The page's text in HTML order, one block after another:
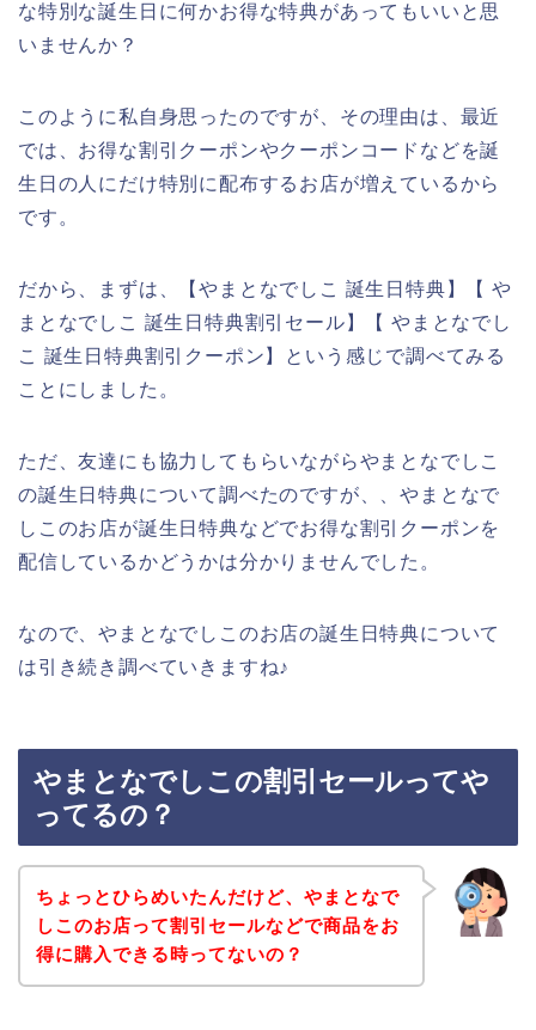
な特別な誕生日に何かお得な特典があってもいいと思
いませんか？
このように私自身思ったのですが、その理由は、最近
では、お得な割引クーポンやクーポンコードなどを誕
生日の人にだけ特別に配布するお店が増えているから
です。
だから、まずは、【やまとなでしこ 誕生日特典】【 や
まとなでしこ 誕生日特典割引セール】【 やまとなでし
こ 誕生日特典割引クーポン】という感じで調べてみる
ことにしました。
ただ、友達にも協力してもらいながらやまとなでしこ
の誕生日特典について調べたのですが、、やまとなで
しこのお店が誕生日特典などでお得な割引クーポンを
配信しているかどうかは分かりませんでした。
なので、やまとなでしこのお店の誕生日特典について
は引き続き調べていきますね♪
やまとなでしこの割引セールってや
ってるの？
ちょっとひらめいたんだけど、やまとなで
しこのお店って割引セールなどで商品をお
得に購入できる時ってないの？